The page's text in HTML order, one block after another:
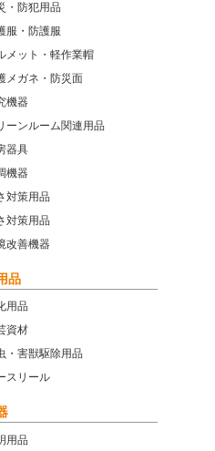
・防犯用品
服・防護服
メット・軽作業帽
メガネ・防災面
機器
ーンルーム関連用品
器具
機器
対策用品
対策用品
改善機器
品
用品
資材
・害獣駆除用品
スリール
用品